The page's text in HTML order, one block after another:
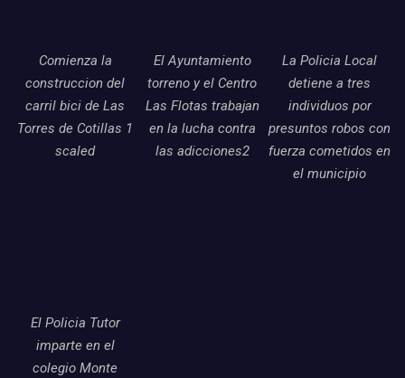
Comienza la
construccion del
carril bici de Las
Torres de Cotillas 1
scaled
El Ayuntamiento
torreno y el Centro
Las Flotas trabajan
en la lucha contra
las adicciones2
La Policia Local
detiene a tres
individuos por
presuntos robos con
fuerza cometidos en
el municipio
El Policia Tutor
imparte en el
colegio Monte